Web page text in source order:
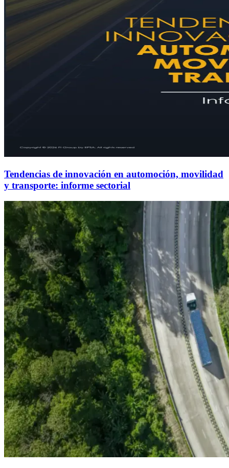
Tendencias de innovación en automoción, movilidad
y transporte: informe sectorial